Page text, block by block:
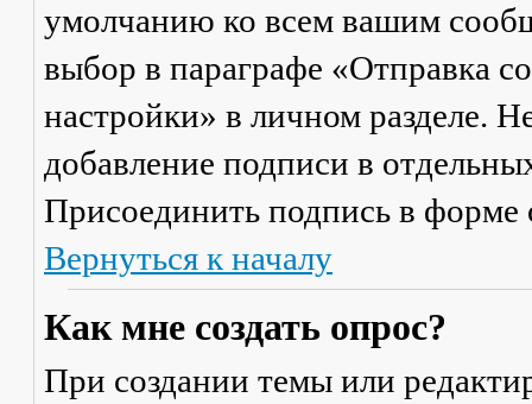
умолчанию ко всем вашим
выбор в параграфе «Отправка
настройки» в личном разделе.
добавление подписи в
Присоединить подпись в форме
Вернуться к началу
Как мне создать опрос?
При создании темы или